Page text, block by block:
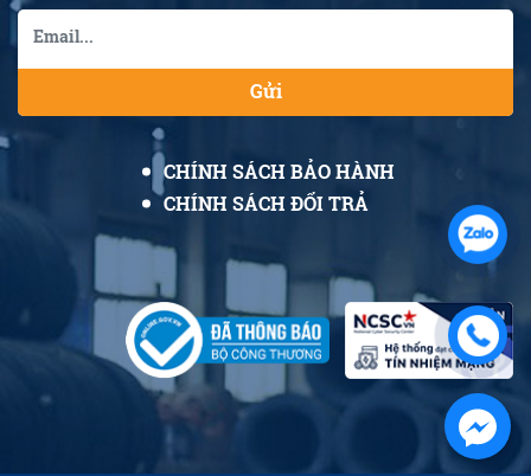
Gửi
CHÍNH SÁCH BẢO HÀNH
CHÍNH SÁCH ĐỔI TRẢ